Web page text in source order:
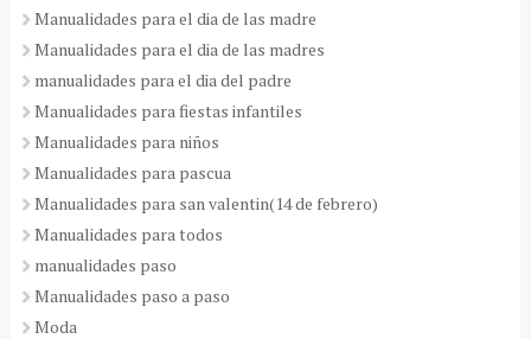
Manualidades para el dia de las madre
Manualidades para el dia de las madres
manualidades para el dia del padre
Manualidades para fiestas infantiles
Manualidades para niños
Manualidades para pascua
Manualidades para san valentin(14 de febrero)
Manualidades para todos
manualidades paso
Manualidades paso a paso
Moda